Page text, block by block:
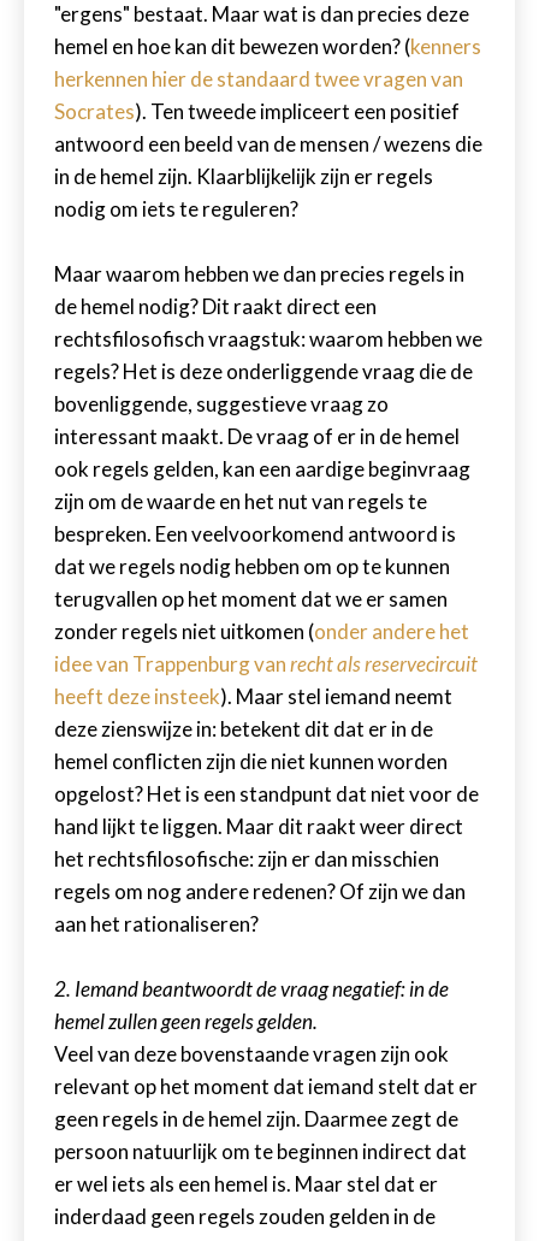
"ergens" bestaat. Maar wat is dan precies deze
hemel en hoe kan dit bewezen worden? (kenners
herkennen hier de standaard twee vragen van
Socrates). Ten tweede impliceert een positief
antwoord een beeld van de mensen / wezens die
in de hemel zijn. Klaarblijkelijk zijn er regels
nodig om iets te reguleren?
Maar waarom hebben we dan precies regels in
de hemel nodig? Dit raakt direct een
rechtsfilosofisch vraagstuk: waarom hebben we
regels? Het is deze onderliggende vraag die de
bovenliggende, suggestieve vraag zo
interessant maakt. De vraag of er in de hemel
ook regels gelden, kan een aardige beginvraag
zijn om de waarde en het nut van regels te
bespreken. Een veelvoorkomend antwoord is
dat we regels nodig hebben om op te kunnen
terugvallen op het moment dat we er samen
zonder regels niet uitkomen (onder andere het
idee van Trappenburg vanrecht als reservecircuit
heeft deze insteek). Maar stel iemand neemt
deze zienswijze in: betekent dit dat er in de
hemel conflicten zijn die niet kunnen worden
opgelost? Het is een standpunt dat niet voor de
hand lijkt te liggen. Maar dit raakt weer direct
het rechtsfilosofische: zijn er dan misschien
regels om nog andere redenen? Of zijn we dan
aan het rationaliseren?
2. Iemand beantwoordt de vraag negatief: in de
hemel zullen geen regels gelden.
Veel van deze bovenstaande vragen zijn ook
relevant op het moment dat iemand stelt dat er
geen regels in de hemel zijn. Daarmee zegt de
persoon natuurlijk om te beginnen indirect dat
er wel iets als een hemel is. Maar stel dat er
inderdaad geen regels zouden gelden in de